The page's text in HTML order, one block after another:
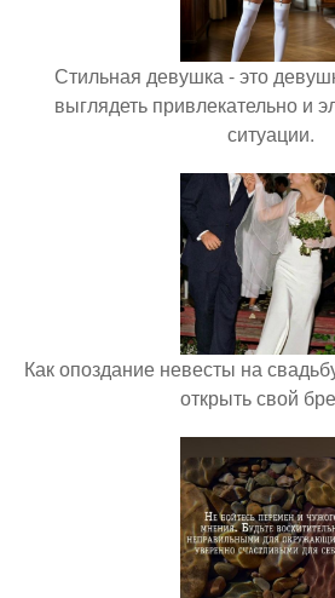
Стильная девушка - это
выглядеть привлекательно и
ситуации.
Как опоздание невесты на
открыть свой